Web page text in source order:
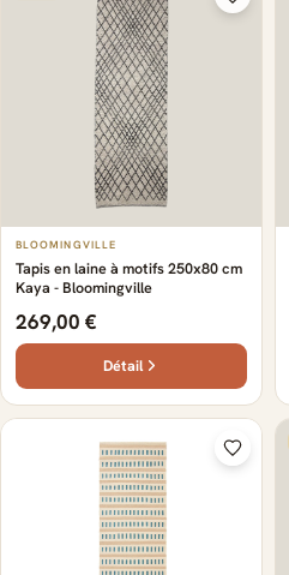
BLOOMINGVILLE
Tapis en laine à motifs 250x80 cm
Kaya - Bloomingville
269,00 €
Détail